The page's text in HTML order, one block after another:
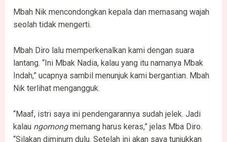
Mbah Nik mencondongkan kepala dan memasang wajah
seolah tidak mengerti.
Mbah Diro lalu memperkenalkan kami dengan suara
lantang. “Ini Mbak Nadia, kalau yang itu namanya Mbak
Indah,” ucapnya sambil menunjuk kami bergantian. Mbah
Nik terlihat mengangguk.
“Maaf, istri saya ini pendengarannya sudah jelek. Jadi
kalau ngomongmemang harus keras,” jelas Mba Diro.
“Silakan diminum dulu. Setelah ini akan saya tunjukkan